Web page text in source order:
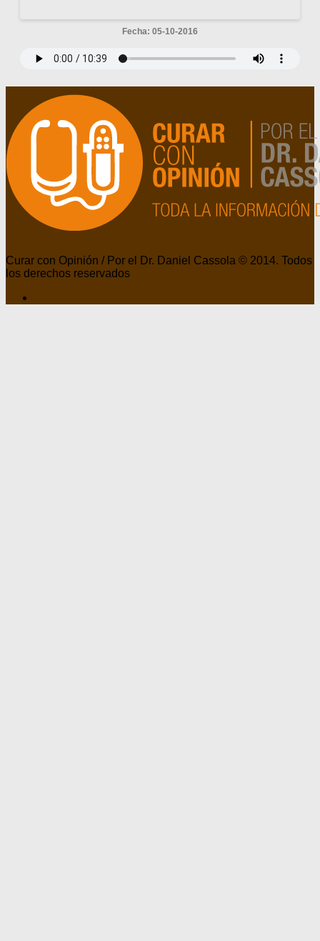
Fecha: 05-10-2016
Curar con Opinión / Por el Dr. Daniel Cassola © 2014. Todos
los derechos reservados